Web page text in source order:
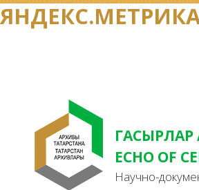
ГАСЫРЛАР
ECHO OF
Научно-